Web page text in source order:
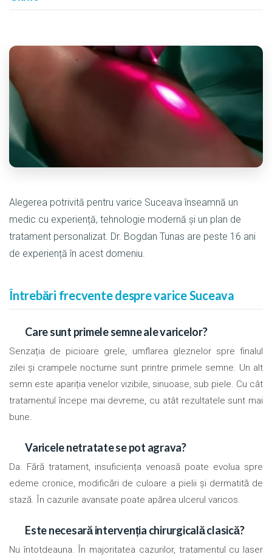
Alegerea potrivită pentru varice Suceava înseamnă un
medic cu experiență, tehnologie modernă și un plan de
tratament personalizat. Dr. Bogdan Tunas are peste 16 ani
de experiență în acest domeniu.
Întrebări frecvente despre varice Suceava
Care sunt primele semne ale varicelor?
Senzația de picioare grele, umflarea gleznelor spre finalul
zilei și crampele nocturne sunt printre primele semne. Un alt
semn este apariția venelor vizibile, sinuoase, sub piele. Cu cât
tratamentul începe mai devreme, cu atât rezultatele sunt mai
bune.
Varicele netratate se pot agrava?
Da. Fără tratament, insuficiența venoasă poate evolua spre
edeme cronice, modificări de culoare a pielii și dermatită de
stază. În cazurile avansate poate apărea ulcerul varicos.
Este necesară intervenția chirurgicală clasică?
Nu întotdeauna. În majoritatea cazurilor, tratamentul cu laser